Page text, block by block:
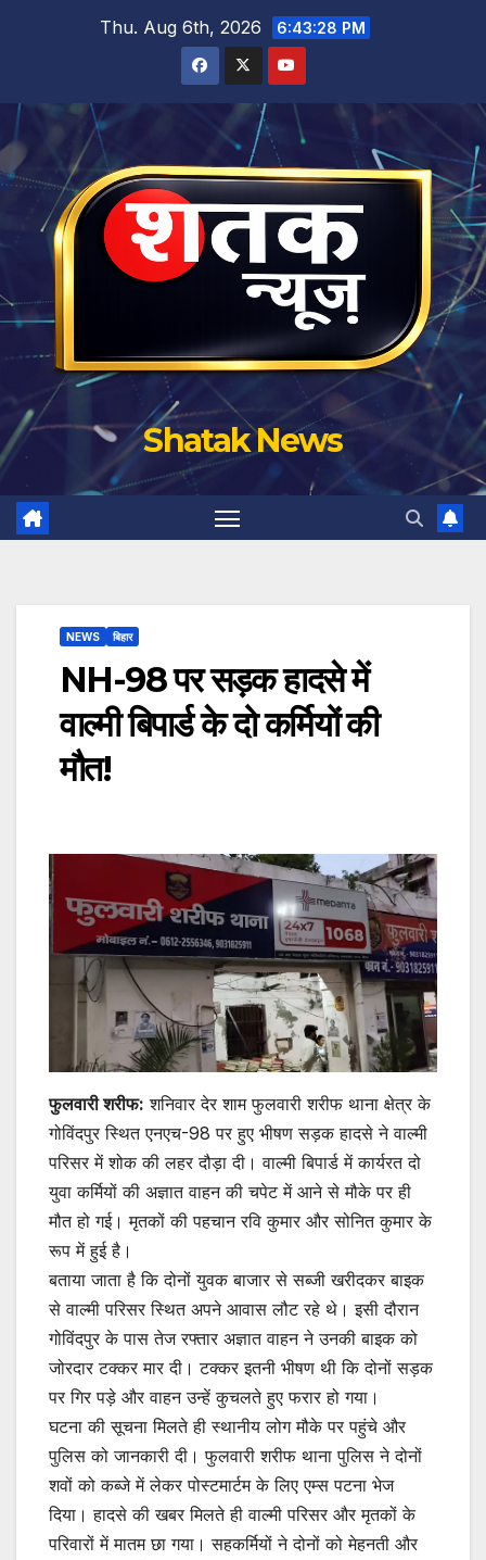
Thu. Aug 6th, 2026 6:43:29 PM
Shatak News
NEWS बिहार
NH-98 पर सड़क हादसे में
वाल्मी बिपार्ड के दो कर्मियों की
मौत!
फुलवारी शरीफ: शनिवार देर शाम फुलवारी शरीफ थाना क्षेत्र के
गोविंदपुर स्थित एनएच-98 पर हुए भीषण सड़क हादसे ने वाल्मी
परिसर में शोक की लहर दौड़ा दी। वाल्मी बिपार्ड में कार्यरत दो
युवा कर्मियों की अज्ञात वाहन की चपेट में आने से मौके पर ही
मौत हो गई। मृतकों की पहचान रवि कुमार और सोनित कुमार के
रूप में हुई है।
बताया जाता है कि दोनों युवक बाजार से सब्जी खरीदकर बाइक
से वाल्मी परिसर स्थित अपने आवास लौट रहे थे। इसी दौरान
गोविंदपुर के पास तेज रफ्तार अज्ञात वाहन ने उनकी बाइक को
जोरदार टक्कर मार दी। टक्कर इतनी भीषण थी कि दोनों सड़क
पर गिर पड़े और वाहन उन्हें कुचलते हुए फरार हो गया।
घटना की सूचना मिलते ही स्थानीय लोग मौके पर पहुंचे और
पुलिस को जानकारी दी। फुलवारी शरीफ थाना पुलिस ने दोनों
शवों को कब्जे में लेकर पोस्टमार्टम के लिए एम्स पटना भेज
दिया। हादसे की खबर मिलते ही वाल्मी परिसर और मृतकों के
परिवारों में मातम छा गया। सहकर्मियों ने दोनों को मेहनती और